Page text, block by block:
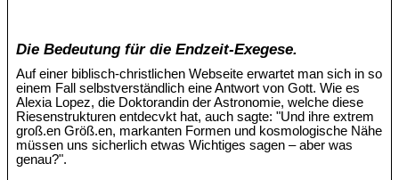
Die Bedeutung für die Endzeit-Exegese.
Auf einer biblisch-christlichen Webseite erwartet man sich in so
einem Fall selbstverständlich eine Antwort von Gott. Wie es
Alexia Lopez, die Doktorandin der Astronomie, welche diese
Riesenstrukturen entdecvkt hat, auch sagte: "Und ihre extrem
groß.en Größ.en, markanten Formen und kosmologische Nähe
müssen uns sicherlich etwas Wichtiges sagen – aber was
genau?".